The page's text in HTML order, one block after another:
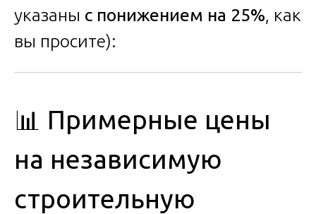
указаны с понижением на 25%, как
вы просите):
📊 Примерные цены
на независимую
строительную